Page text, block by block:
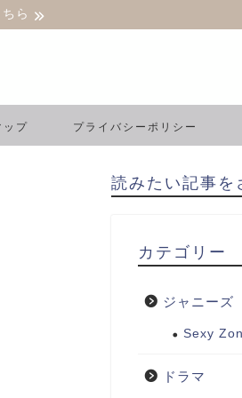
ら
ップ プライバシーポリシー
読みたい記事を
カテゴリー
ジャニーズ
Sexy
ドラマ